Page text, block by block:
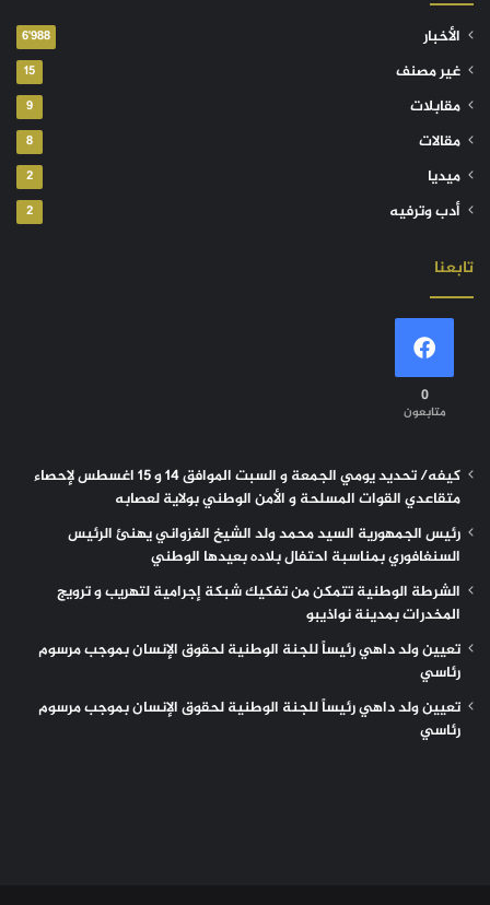
الأخبار 6٬988
غير مصنف 15
مقابلات 9
مقالات 8
ميديا 2
أدب وترفيه 2
تابعنا
0
متابعون
كيفه/ تحديد يومي الجمعة و السبت الموافق 14 و 15 اغسطس لإحصاء
متقاعدي القوات المسلحة و الأمن الوطني بولاية لعصابه
رئيس الجمهورية السيد محمد ولد الشيخ الغزواني يهنئ الرئيس
السنغافوري بمناسبة احتفال بلاده بعيدها الوطني
الشرطة الوطنية تتمكن من تفكيك شبكة إجرامية لتهريب و ترويج
المخدرات بمدينة نواذيبو
تعيين ولد داهي رئيساً للجنة الوطنية لحقوق الإنسان بموجب مرسوم
رئاسي
تعيين ولد داهي رئيساً للجنة الوطنية لحقوق الإنسان بموجب مرسوم
رئاسي